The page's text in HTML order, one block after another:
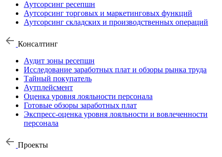
Аутсорсинг ресепшн
Аутсорсинг торговых и маркетинговых функций
Аутсорсинг складских и производственных операций
Консалтинг
Аудит зоны ресепшн
Исследование заработных плат и обзоры рынка труда
Тайный покупатель
Аутплейсмент
Оценка уровня лояльности персонала
Готовые обзоры заработных плат
Экспресс-оценка уровня лояльности и вовлеченности
персонала
Проекты